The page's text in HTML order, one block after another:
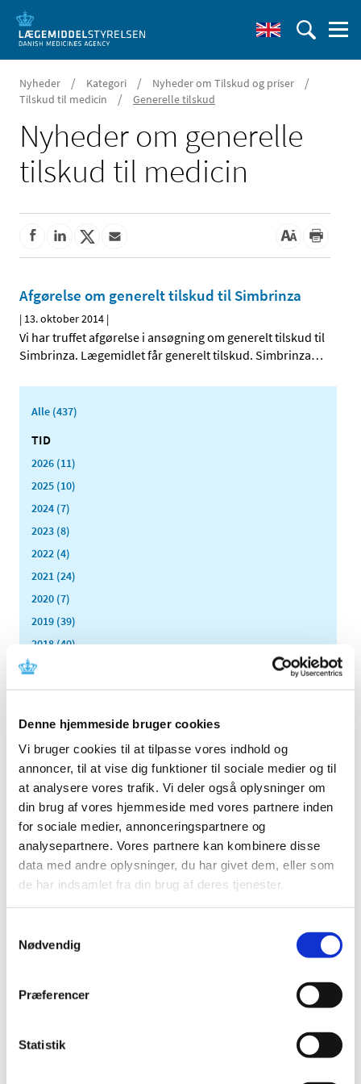
Denne hjemmeside bruger cookies
Vi bruger cookies til at tilpasse vores indhold og
annoncer, til at vise dig funktioner til sociale medier og til
at analysere vores trafik. Vi deler også oplysninger om
din brug af vores hjemmeside med vores partnere inden
for sociale medier, annonceringspartnere og
analysepartnere. Vores partnere kan kombinere disse
data med andre oplysninger, du har givet dem, eller som
de har indsamlet fra din brug af deres tjenester.
Nødvendig
Præferencer
Statistik
Nyheder / Kategori / Nyheder om Tilskud og priser /
Tilskud til medicin / Generelle tilskud
Nyheder om generelle
tilskud til medicin
Afgørelse om generelt tilskud til Simbrinza
| 13. oktober 2014 |
Vi har truffet afgørelse i ansøgning om generelt tilskud til
Simbrinza. Lægemidlet får generelt tilskud. Simbrinza…
Alle (437)
TID
2026 (11)
2025 (10)
2024 (7)
2023 (8)
2022 (4)
2021 (24)
2020 (7)
2019 (39)
2018 (40)
2017 (31)
2016 (42)
2014 (44)
december (3)
november (3)
oktober (1)
september (7)
august (4)
juli (2)
juni (8)
marts (3)
2011 (13)